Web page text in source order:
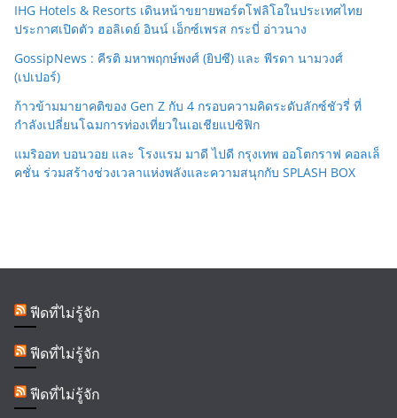
IHG Hotels & Resorts เดินหน้าขยายพอร์ตโฟลิโอในประเทศไทย
ประกาศเปิดตัว ฮอลิเดย์ อินน์ เอ็กซ์เพรส กระบี่ อ่าวนาง
GossipNews : คีรติ มหาพฤกษ์พงศ์ (ยิปซี) และ พีรดา นามวงศ์
(เปเปอร์)
ก้าวข้ามมายาคติของ Gen Z กับ 4 กรอบความคิดระดับลักซ์ชัวรี่ ที่
กำลังเปลี่ยนโฉมการท่องเที่ยวในเอเชียแปซิฟิก
แมริออท บอนวอย และ โรงแรม มาดี ไปดี กรุงเทพ ออโตกราฟ คอลเล็
คชั่น ร่วมสร้างช่วงเวลาแห่งพลังและความสนุกกับ SPLASH BOX
ฟีดที่ไม่รู้จัก
ฟีดที่ไม่รู้จัก
ฟีดที่ไม่รู้จัก